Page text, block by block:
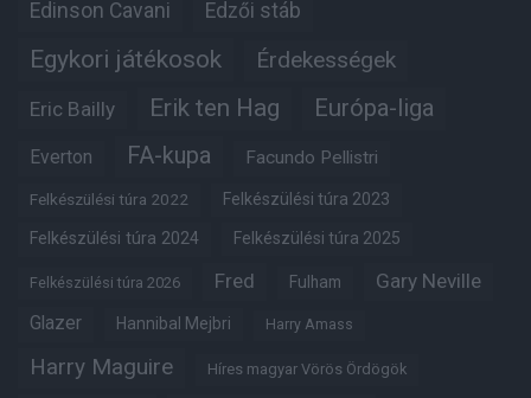
Edinson Cavani Edzői stáb
Egykori játékosok Érdekességek
Eric Bailly Erik ten Hag Európa-liga
Everton FA-kupa Facundo Pellistri
Felkészülési túra 2022 Felkészülési túra 2023
Felkészülési túra 2024 Felkészülési túra 2025
Felkészülési túra 2026 Fred Fulham Gary Neville
Glazer Hannibal Mejbri Harry Amass
Harry Maguire Híres magyar Vörös Ördögök